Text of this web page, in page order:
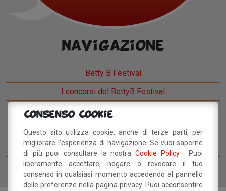
Navigazione
Betty B Festival
I concorsi del BettyB Festival
Come arrivare al BettyB Festival
Il Betty Blog
Ospiti del Betty B Festival
Comitato del festival
Consenso Cookie
Questo sito utilizza cookie, anche di terze parti, per
migliorare l'esperienza di navigazione. Se vuoi saperne
di più puoi consultare la nostra Cookie Policy
. Puoi
liberamente accettare, negare o revocare il tuo
consenso in qualsiasi momento accedendo al pannello
delle preferenze nella pagina privacy. Puoi acconsentire